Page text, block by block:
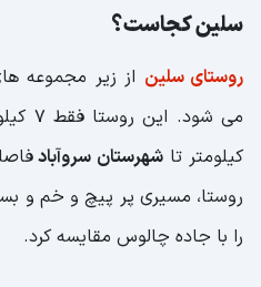
سلین کجاست؟
روستای سلین از زیر مجموعه
می شود. این روستا فقط 7 کیلومتر تا
کیلومتر تاشهرستان سروآباد
روستا، مسیری پر پیچ و خم و
را با جاده چالوس مقایسه کرد.